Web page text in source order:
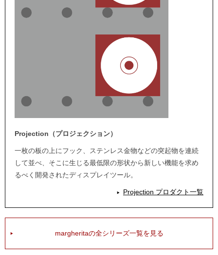
Projection（プロジェクション）
一枚の板の上にフック、ステンレス金物などの突起物を連続
して並べ、そこに生じる最低限の形状から新しい機能を求め
るべく開発されたディスプレイツール。
Projection プロダクト一覧
margheritaの全シリーズ一覧を見る